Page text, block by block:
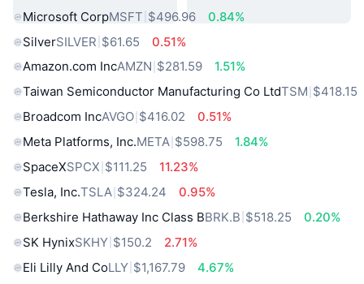
Microsoft CorpMSFT $496.96
0.84%
SilverSILVER $61.65
0.51%
Amazon.com IncAMZN $281.59
1.51%
Taiwan Semiconductor Manufacturing Co LtdTSM $418.15
Broadcom IncAVGO $416.02
0.51%
Meta Platforms, Inc.META $598.75
1.84%
SpaceXSPCX $111.25
11.23%
Tesla, Inc.TSLA $324.24
0.95%
Berkshire Hathaway Inc Class BBRK.B $518.25
0.20%
SK HynixSKHY $150.2
2.71%
Eli Lilly And CoLLY $1,167.79
4.67%